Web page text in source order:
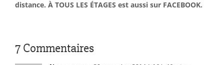
distance. À TOUS LES ÉTAGES est aussi sur FACEBOOK.
7 Commentaires